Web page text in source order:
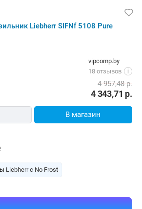
Liebherr SIFNf 5108 Pure
vipcomp.by
18 отзывов
i
4 343,71 р.
4 957,48р.
В магазин
с No Frost